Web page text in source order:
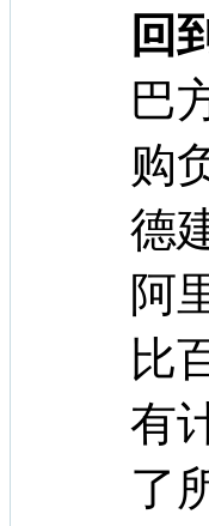
回
巴
购
德
阿
比
有
了